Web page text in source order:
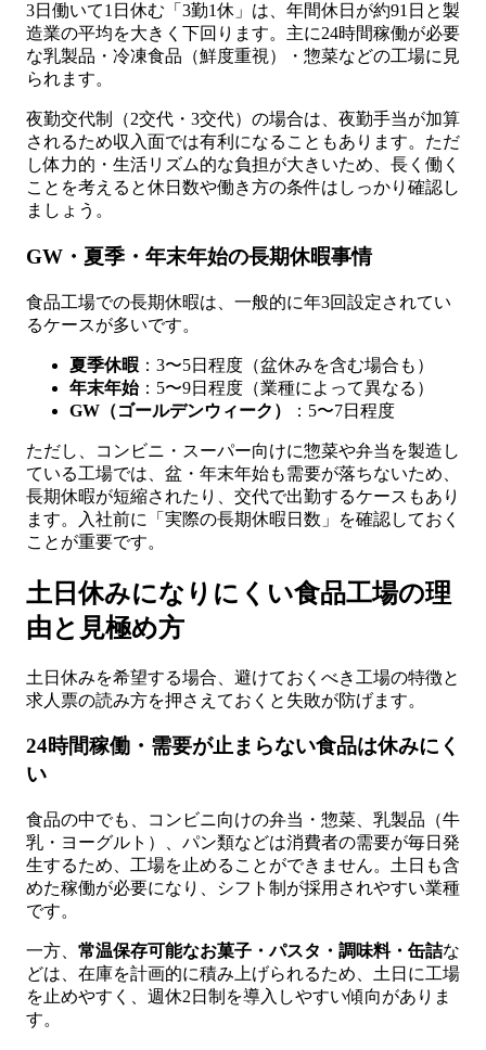
3日働いて1日休む「3勤1休」は、年間休日が約91日と製
造業の平均を大きく下回ります。主に24時間稼働が必要
な乳製品・冷凍食品（鮮度重視）・惣菜などの工場に見
られます。
夜勤交代制（2交代・3交代）の場合は、夜勤手当が加算
されるため収入面では有利になることもあります。ただ
し体力的・生活リズム的な負担が大きいため、長く働く
ことを考えると休日数や働き方の条件はしっかり確認し
ましょう。
GW・夏季・年末年始の長期休暇事情
食品工場での長期休暇は、一般的に年3回設定されてい
るケースが多いです。
夏季休暇 ：3〜5日程度（盆休みを含む場合も）
年末年始：5〜9日程度（業種によって異なる）
GW（ゴールデンウィーク）
：5〜7日程度
ただし、コンビニ・スーパー向けに惣菜や弁当を製造し
ている工場では、盆・年末年始も需要が落ちないため、
長期休暇が短縮されたり、交代で出勤するケースもあり
ます。入社前に「実際の長期休暇日数」を確認しておく
ことが重要です。
土日休みになりにくい食品工場の理
由と見極め方
土日休みを希望する場合、避けておくべき工場の特徴と
求人票の読み方を押さえておくと失敗が防げます。
24時間稼働・需要が止まらない食品は休みにく
い
食品の中でも、コンビニ向けの弁当・惣菜、乳製品（牛
乳・ヨーグルト）、パン類などは消費者の需要が毎日発
生するため、工場を止めることができません。土日も含
めた稼働が必要になり、シフト制が採用されやすい業種
です。
一方、 常温保存可能なお菓子・パスタ・調味料・缶詰な
どは、在庫を計画的に積み上げられるため、土日に工場
を止めやすく、週休2日制を導入しやすい傾向がありま
す。